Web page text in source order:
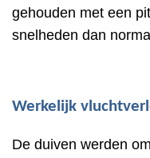
gehouden met een
snelheden dan
Werkelijk
De duiven werden